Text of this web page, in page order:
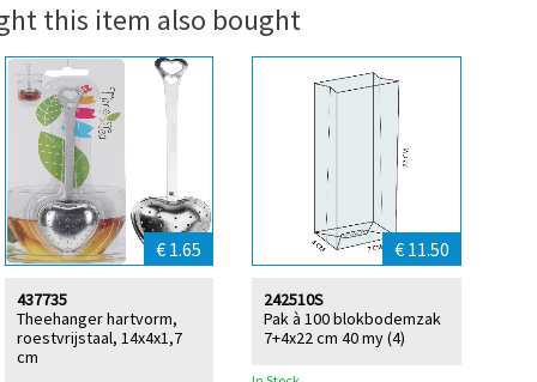
this item also bought
€ 1.65
Theehanger hartvorm,
roestvrijstaal, 14x4x1,7
cm
437735
€ 11.50
Pak à 100 blokbodemzak
7+4x22 cm 40 my (4)
242510S